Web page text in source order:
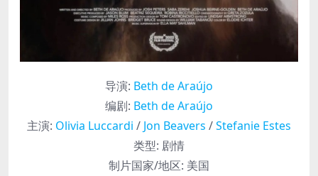
导演: Beth de Araújo
编剧: Beth de Araújo
主演: Olivia Luccardi / Jon Beavers /Stefanie Estes
类型: 剧情
制片国家/地区: 美国